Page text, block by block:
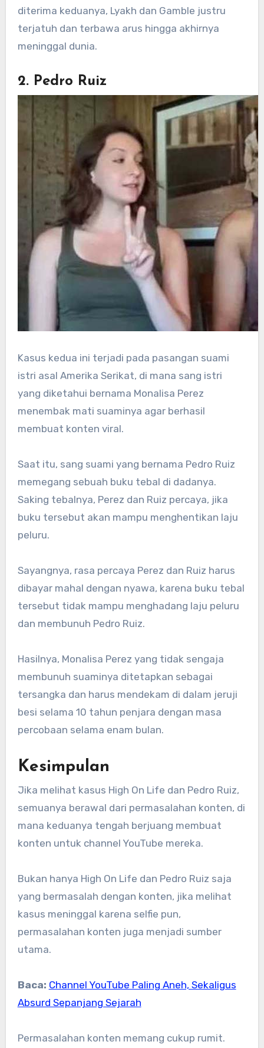
diterima keduanya, Lyakh dan Gamble justru
terjatuh dan terbawa arus hingga akhirnya
meninggal dunia.
2. Pedro Ruiz
Kasus kedua ini terjadi pada pasangan suami
istri asal Amerika Serikat, di mana sang istri
yang diketahui bernama Monalisa Perez
menembak mati suaminya agar berhasil
membuat konten viral.
Saat itu, sang suami yang bernama Pedro Ruiz
memegang sebuah buku tebal di dadanya.
Saking tebalnya, Perez dan Ruiz percaya, jika
buku tersebut akan mampu menghentikan laju
peluru.
Sayangnya, rasa percaya Perez dan Ruiz harus
dibayar mahal dengan nyawa, karena buku tebal
tersebut tidak mampu menghadang laju peluru
dan membunuh Pedro Ruiz.
Hasilnya, Monalisa Perez yang tidak sengaja
membunuh suaminya ditetapkan sebagai
tersangka dan harus mendekam di dalam jeruji
besi selama 10 tahun penjara dengan masa
percobaan selama enam bulan.
Kesimpulan
Jika melihat kasus High On Life dan Pedro Ruiz,
semuanya berawal dari permasalahan konten, di
mana keduanya tengah berjuang membuat
konten untuk channel YouTube mereka.
Bukan hanya High On Life dan Pedro Ruiz saja
yang bermasalah dengan konten, jika melihat
kasus meninggal karena selfie pun,
permasalahan konten juga menjadi sumber
utama.
Baca: Channel YouTube Paling Aneh, Sekaligus
Absurd Sepanjang Sejarah
Permasalahan konten memang cukup rumit.